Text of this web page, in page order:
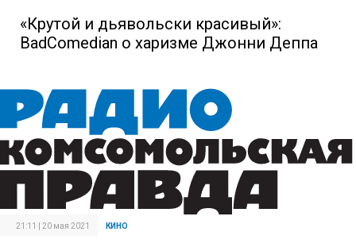
«Крутой и дьявольски красивый»:
BadComedian о харизме Джонни Деппа
21:11 | 20 мая 2021 КИНО